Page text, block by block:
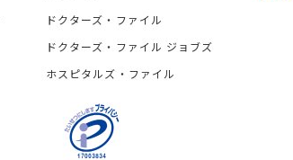
ドクターズ・ファイル
ドクターズ・ファイル ジョブズ
ホスピタルズ・ファイル